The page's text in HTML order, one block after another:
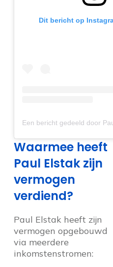
Dit bericht op
Waarmee heeft
Paul Elstak zijn
vermogen
verdiend?
Paul Elstak heeft zijn
vermogen opgebouwd
via meerdere
inkomstenstromen: